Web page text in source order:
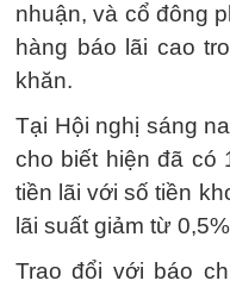
nhuận, và cổ đông
hàng báo lãi cao
khăn.
Tại Hội nghị sáng
cho biết hiện đã có
tiền lãi với số tiền
lãi suất giảm từ
Trao đổi với báo